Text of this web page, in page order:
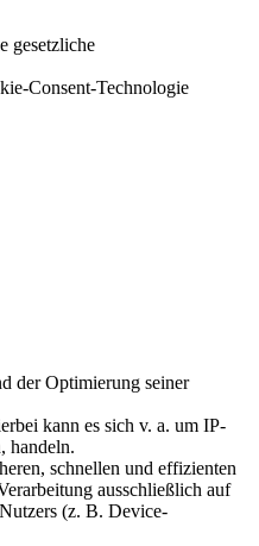
gesetzliche
Consent-Technologie
der Optimierung seiner
kann es sich v. a. um IP-
handeln.
schnellen und effizienten
ausschließlich auf
(z. B. Device-